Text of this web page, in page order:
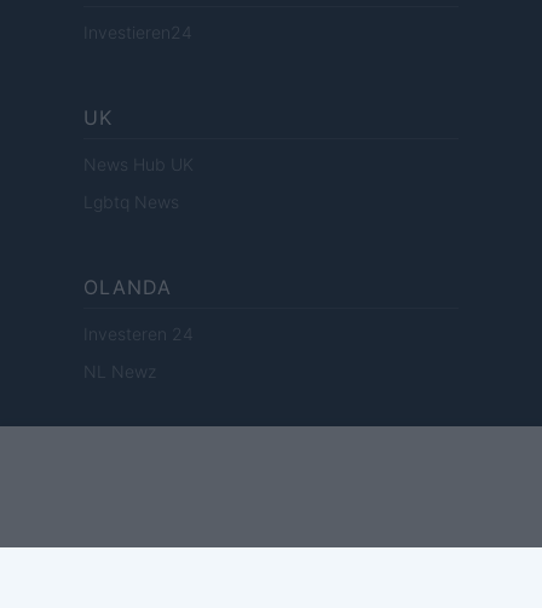
Investieren24
UK
News Hub UK
Lgbtq News
OLANDA
Investeren 24
NL Newz